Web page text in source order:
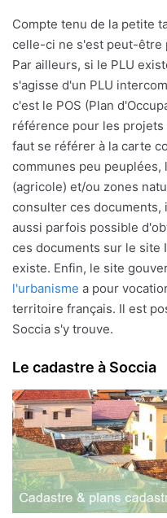
Compte tenu de la petite
celle-ci ne s'est peut-être
Par ailleurs, si le PLU
s'agisse d'un PLU
c'est le POS (Plan
référence pour les projets
faut se référer à la carte
communes peu
(agricole) et/ou zones
consulter ces documents,
aussi parfois possible
ces documents sur le site
existe. Enfin, le site
l'urbanisme a pour
territoire français. Il est
Soccia s'y trouve.
Le cadastre à Soccia